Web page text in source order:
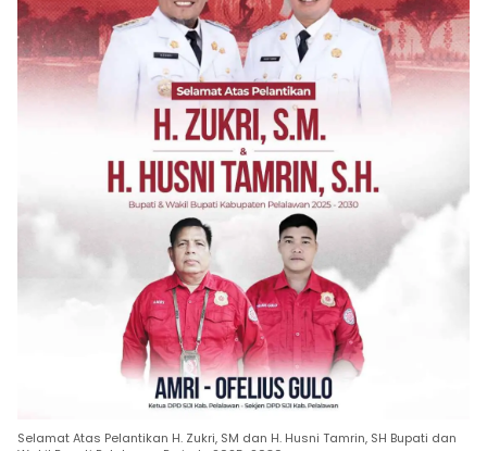
Selamat Atas Pelantikan H. Zukri, SM dan H. Husni Tamrin, SH Bupati dan